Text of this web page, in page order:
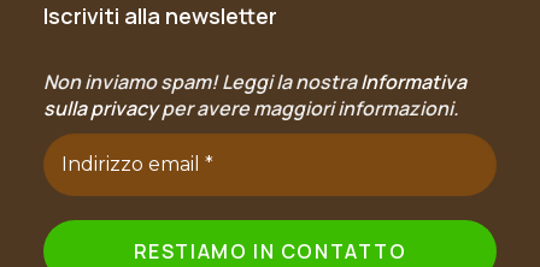
Iscriviti alla newsletter
Non inviamo spam! Leggi la nostraInformativa
sulla privacyper avere maggiori informazioni.